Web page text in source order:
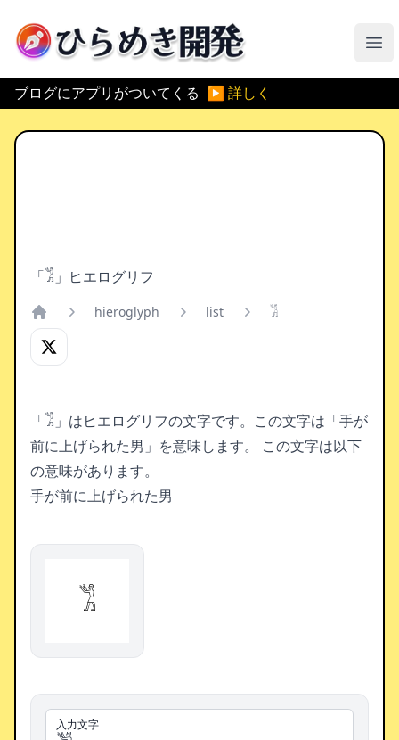
ひらめき開発
メ
ブログにアプリがついてくる ▶ 詳しく
「𓀢」ヒエログリフ
Home
hieroglyph list 𓀢
「𓀢」はヒエログリフの文字です。この文字は「手が
前に上げられた男」を意味します。
この文字は以下
の意味があります。
手が前に上げられた男
𓀢
入力文字